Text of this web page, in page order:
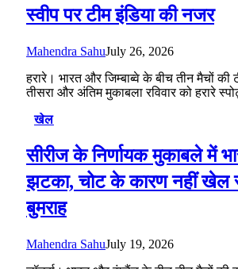
स्वीप पर टीम इंडिया की नजर
Mahendra SahuJuly 26, 2026
हरारे। भारत और जिम्बाब्वे के बीच तीन मैचों की
तीसरा और अंतिम मुकाबला रविवार को हरारे
खेल
सीरीज के निर्णायक मुकाबले में
झटका, चोट के कारण नहीं खेल
बुमराह
Mahendra SahuJuly 19, 2026